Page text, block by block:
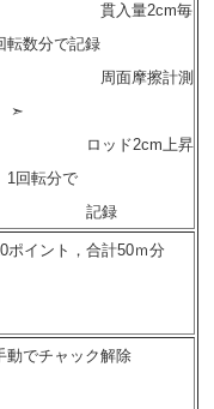
入量2cm毎
転数分で記録
面摩擦計測
➣
ッド2cm上昇
1回転分で
録
イント，合計50ｍ分
でチャック解除